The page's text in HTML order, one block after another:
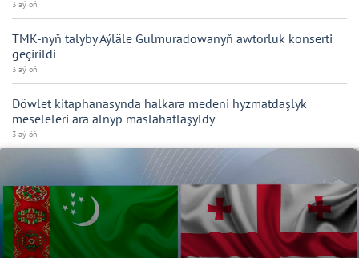
3 aý öň
TMK-nyň talyby Aýläle Gulmuradowanyň awtorluk konserti
geçirildi
3 aý öň
Döwlet kitaphanasynda halkara medeni hyzmatdaşlyk
meseleleri ara alnyp maslahatlaşyldy
3 aý öň